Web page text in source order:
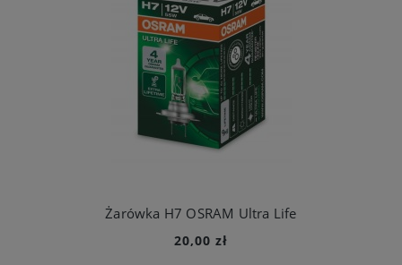
Żarówka H7 OSRAM Ultra Life
20,00 zł